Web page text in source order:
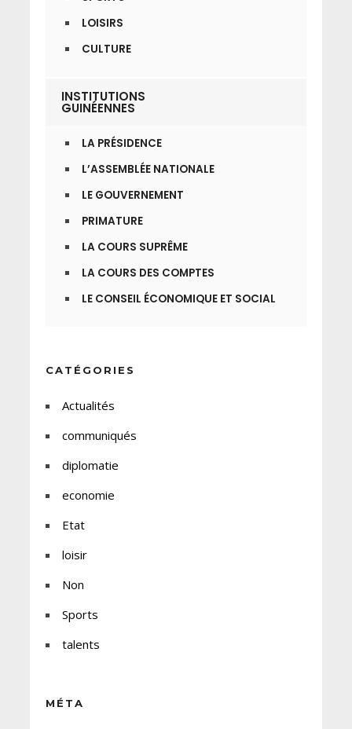
LOISIRS
CULTURE
INSTITUTIONS
GUINÉENNES
LA PRÉSIDENCE
L’ASSEMBLÉE NATIONALE
LE GOUVERNEMENT
PRIMATURE
LA COURS SUPRÊME
LA COURS DES COMPTES
LE CONSEIL ÉCONOMIQUE ET SOCIAL
CATÉGORIES
Actualités
communiqués
diplomatie
economie
Etat
loisir
Non
Sports
talents
MÉTA